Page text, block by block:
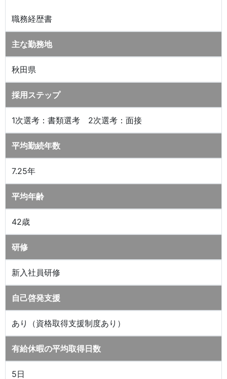
職務経歴書
主な勤務地
秋田県
採用ステップ
1次選考：書類選考 2次選考：面接
平均勤続年数
7.25年
平均年齢
42歳
研修
新入社員研修
自己啓発支援
あり（資格取得支援制度あり）
有給休暇の平均取得日数
5日